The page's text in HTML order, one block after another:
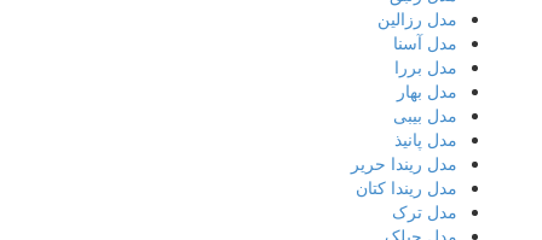
مدل رزالین
مدل آسنا
مدل بررا
مدل بهار
مدل بیبی
مدل پانیذ
مدل ریندا حریر
مدل ریندا کتان
مدل ترک
مدل چیلک